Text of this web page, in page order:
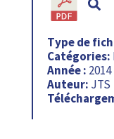
Type de
Catégories:
Année : 2014
Auteur: JTS